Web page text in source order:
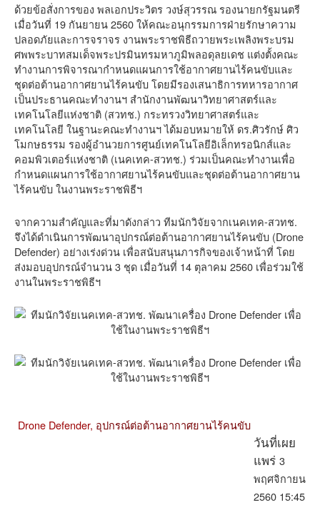
ด้วยข้อสั่งการของ พลเอกประวิตร วงษ์สุวรรณ รองนายกรัฐมนตรี
เมื่อวันที่ 19 กันยายน 2560 ให้คณะอนุกรรมการฝ่ายรักษาความ
ปลอดภัยและการจราจร งานพระราชพิธีถวายพระเพลิงพระบรม
ศพพระบาทสมเด็จพระปรมินทรมหาภูมิพลอดุลยเดช แต่งตั้งคณะ
ทำงานการพิจารณากำหนดแผนการใช้อากาศยานไร้คนขับและ
ชุดต่อต้านอากาศยานไร้คนขับ โดยมีรองเสนาธิการทหารอากาศ
เป็นประธานคณะทำงานฯ สำนักงานพัฒนาวิทยาศาสตร์และ
เทคโนโลยีแห่งชาติ (สวทช.) กระทรวงวิทยาศาสตร์และ
เทคโนโลยี ในฐานะคณะทำงานฯ ได้มอบหมายให้ ดร.ศิวรักษ์ ศิว
โมกษธรรม รองผู้อำนวยการศูนย์เทคโนโลยีอิเล็กทรอนิกส์และ
คอมพิวเตอร์แห่งชาติ (เนคเทค-สวทช.) ร่วมเป็นคณะทำงานเพื่อ
กำหนดแผนการใช้อากาศยานไร้คนขับและชุดต่อต้านอากาศยาน
ไร้คนขับ ในงานพระราชพิธีฯ
จากความสำคัญและที่มาดังกล่าว ทีมนักวิจัยจากเนคเทค-สวทช.
จึงได้ดำเนินการพัฒนาอุปกรณ์ต่อต้านอากาศยานไร้คนขับ (Drone
Defender) อย่างเร่งด่วน เพื่อสนับสนุนภารกิจของเจ้าหน้าที่ โดย
ส่งมอบอุปกรณ์จำนวน 3 ชุด เมื่อวันที่ 14 ตุลาคม 2560 เพื่อร่วมใช้
งานในพระราชพิธีฯ
Drone Defender, อุปกรณ์ต่อต้านอากาศยานไร้คนขับ
วันที่เผย
แพร่ 3
พฤศจิกายน
2560 15:45